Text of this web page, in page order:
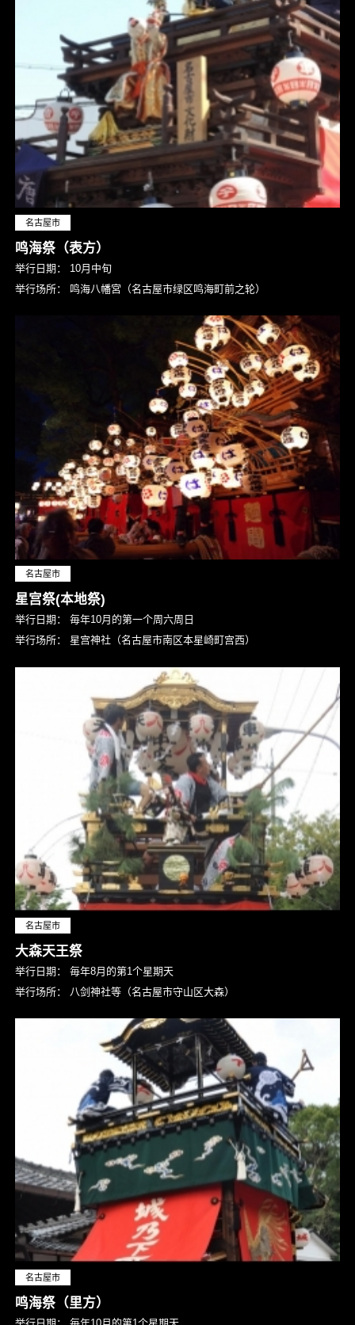
名古屋市
鸣海祭（表方）
举行日期： 10月中旬
举行场所： 鸣海八幡宮（名古屋市绿区鸣海町前之轮）
名古屋市
星宫祭(本地祭)
举行日期： 毎年10月的第一个周六周日
举行场所： 星宫神社（名古屋市南区本星崎町宫西）
名古屋市
大森天王祭
举行日期： 毎年8月的第1个星期天
举行场所： 八剑神社等（名古屋市守山区大森）
名古屋市
鸣海祭（里方）